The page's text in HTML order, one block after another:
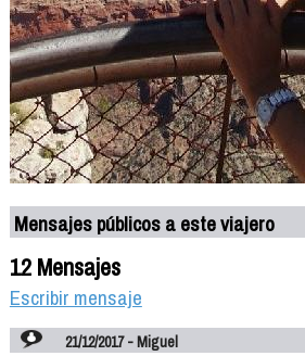
Mensajes públicos a este viajero
12 Mensajes
Escribir mensaje
21/12/2017 - Miguel